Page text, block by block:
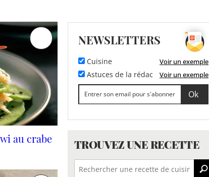
au crabe
NEWSLETTERS
Cuisine Voir un exemple
Astuces de la rédac Voir un exemple
TROUVEZ UNE RECETTE